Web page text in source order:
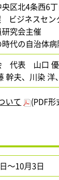
央区北4条西6
ネスセン
究会主催
の自治体病
代表 山口
幹夫、川染 洋
いて (PDF
～10月3日